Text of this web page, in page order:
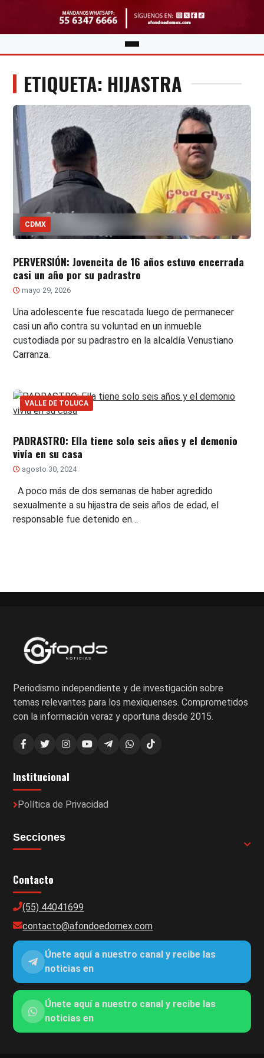
ETIQUETA: HIJASTRA
CDMX
PERVERSIÓN: Jovencita de 16 años estuvo encerrada
casi un año por su padrastro
mayo 29, 2026
Una adolescente fue rescatada luego de permanecer
casi un año contra su voluntad en un inmueble
custodiada por su padrastro en la alcaldía Venustiano
Carranza.
VALLE DE TOLUCA
PADRASTRO: Ella tiene solo seis años y el demonio
vivía en su casa
agosto 30, 2024
A poco más de dos semanas de haber agredido
sexualmente a su hijastra de seis años de edad, el
responsable fue detenido en…
Periodismo independiente y de investigación sobre
temas relevantes para los mexiquenses. Comprometidos
con la información veraz y oportuna desde 2015.
Institucional
Política de Privacidad
Secciones
Contacto
(55) 44041699
contacto@afondoedomex.com
Únete aquí a nuestro canal y recibe las
noticias en
Únete aquí a nuestro canal y recibe las
noticias en